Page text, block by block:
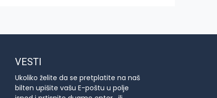
VESTI
Ukoliko želite da se pretplatite na naš
bilten upišite vašu E-poštu u polje